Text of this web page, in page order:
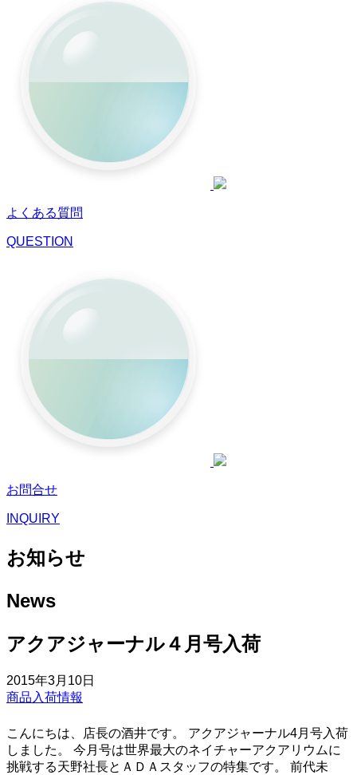
よくある質問
QUESTION
お問合せ
INQUIRY
お知らせ
News
アクアジャーナル４月号入荷
2015年3月10日
商品入荷情報
こんにちは、店長の酒井です。 アクアジャーナル4月号入荷
しました。 今月号は世界最大のネイチャーアクアリウムに
挑戦する天野社長とＡＤＡスタッフの特集です。 前代未